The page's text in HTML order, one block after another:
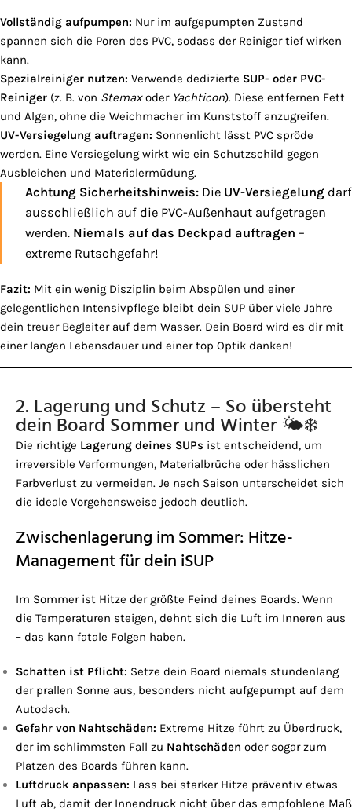
Vollständig aufpumpen: Nur im aufgepumpten Zustand
spannen sich die Poren des PVC, sodass der Reiniger tief wirken
kann.
Spezialreiniger nutzen: Verwende dedizierte SUP- oder PVC-
Reiniger (z. B. von Stemaxoder Yachticon). Diese entfernen Fett
und Algen, ohne die Weichmacher im Kunststoff anzugreifen.
UV-Versiegelung auftragen: Sonnenlicht lässt PVC spröde
werden. Eine Versiegelung wirkt wie ein Schutzschild gegen
Ausbleichen und Materialermüdung.
Achtung Sicherheitshinweis: Die UV-Versiegelung darf
ausschließlich auf die PVC-Außenhaut aufgetragen
werden. Niemals auf das Deckpad auftragen –
extreme Rutschgefahr!
Fazit: Mit ein wenig Disziplin beim Abspülen und einer
gelegentlichen Intensivpflege bleibt dein SUP über viele Jahre
dein treuer Begleiter auf dem Wasser. Dein Board wird es dir mit
einer langen Lebensdauer und einer top Optik danken!
2. Lagerung und Schutz – So übersteht
dein Board Sommer und Winter 🌤️❄️
Die richtige Lagerung deines SUPs ist entscheidend, um
irreversible Verformungen, Materialbrüche oder hässlichen
Farbverlust zu vermeiden. Je nach Saison unterscheidet sich
die ideale Vorgehensweise jedoch deutlich.
Zwischenlagerung im Sommer: Hitze-
Management für dein iSUP
Im Sommer ist Hitze der größte Feind deines Boards. Wenn
die Temperaturen steigen, dehnt sich die Luft im Inneren aus
– das kann fatale Folgen haben.
Schatten ist Pflicht: Setze dein Board niemals stundenlang
der prallen Sonne aus, besonders nicht aufgepumpt auf dem
Autodach.
Gefahr von Nahtschäden: Extreme Hitze führt zu Überdruck,
der im schlimmsten Fall zu Nahtschäden oder sogar zum
Platzen des Boards führen kann.
Luftdruck anpassen: Lass bei starker Hitze präventiv etwas
Luft ab, damit der Innendruck nicht über das empfohlene Maß